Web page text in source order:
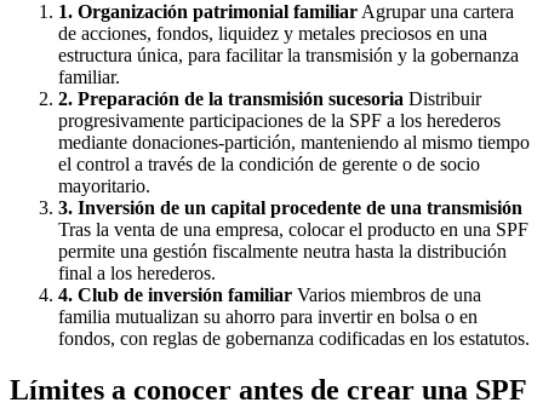
1. Organización patrimonial familiar Agrupar una cartera
de acciones, fondos, liquidez y metales preciosos en una
estructura única, para facilitar la transmisión y la gobernanza
familiar.
2. Preparación de la transmisión sucesoria Distribuir
progresivamente participaciones de la SPF a los herederos
mediante donaciones-partición, manteniendo al mismo tiempo
el control a través de la condición de gerente o de socio
mayoritario.
3. Inversión de un capital procedente de una transmisión
Tras la venta de una empresa, colocar el producto en una SPF
permite una gestión fiscalmente neutra hasta la distribución
final a los herederos.
4. Club de inversión familiar Varios miembros de una
familia mutualizan su ahorro para invertir en bolsa o en
fondos, con reglas de gobernanza codificadas en los estatutos.
Límites a conocer antes de crear una SPF